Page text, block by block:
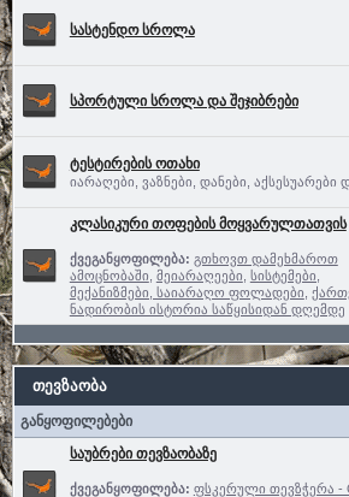
სასტენდო სროლა
სპორტული სროლა და შეჯიბრები
ტესტირების ოთახი
იარაღები, ვაზნები, დანები, აქსესუარები
კლასიკური თოფების მოყვარულთათვის
ქვეგანყოფილება: გთხოვთ დამეხმაროთ
ამოცნობაში მეიარაღეები სისტემები,
მექანიზმები, საიარაღო ფოლადები
ნადირობის ისტორია საწყისიდან დღემდე
თევზაობა
განყოფილებები
საუბრები თევზაობაზე
ქვეგანყოფილება: ფსკერული თევზჭერა -